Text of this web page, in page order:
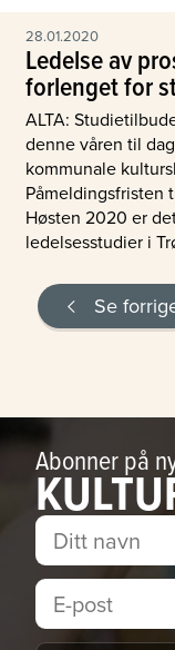
28.01.2020
Ledelse av
forlenget for
ALTA:
denne våren til
kommunale
Påmeldingsfristen
Høsten 2020 er
ledelsesstudier i
Se
Abonner på